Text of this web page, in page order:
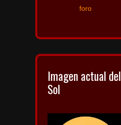
foro
Imagen actual del
Sol